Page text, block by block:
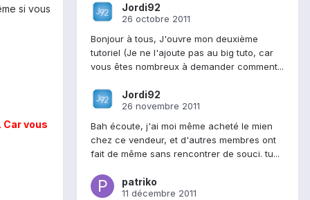
si vous
vous
Jordi92
26 octobre 2011
Bonjour à tous, J'ouvre mon deuxième
tutoriel (Je ne l'ajoute pas au big tuto, car
vous êtes nombreux à demander comment...
Jordi92
26 novembre 2011
Bah écoute, j'ai moi même acheté le mien
chez ce vendeur, et d'autres membres ont
fait de même sans rencontrer de souci. tu...
patriko
11 décembre 2011